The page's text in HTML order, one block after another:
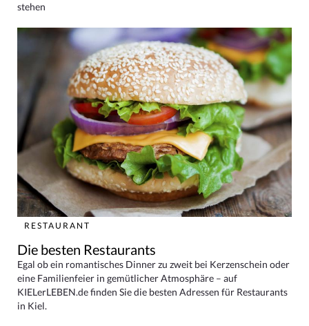
stehen
RESTAURANT
Die besten Restaurants
Egal ob ein romantisches Dinner zu zweit bei Kerzenschein oder
eine Familienfeier in gemütlicher Atmosphäre – auf
KIELerLEBEN.de finden Sie die besten Adressen für Restaurants
in Kiel.